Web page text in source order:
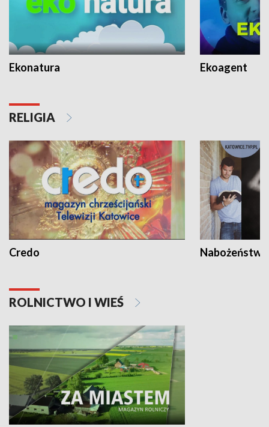
Ekonatura Ekoagent
RELIGIA
Credo
ROLNICTWO I WIEŚ